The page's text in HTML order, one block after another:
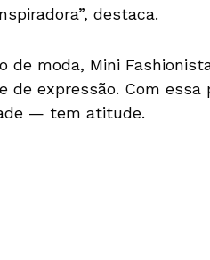
destaca.
de moda, Mini
de expressão. Com
— tem atitude.